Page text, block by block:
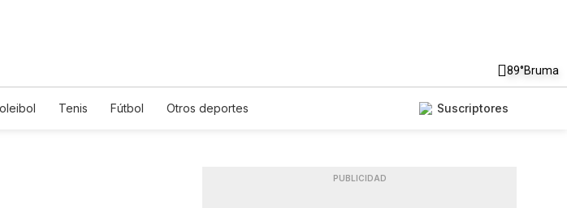
89°Bruma
Tenis Fútbol Otros deportes Suscriptores
PUBLICIDAD